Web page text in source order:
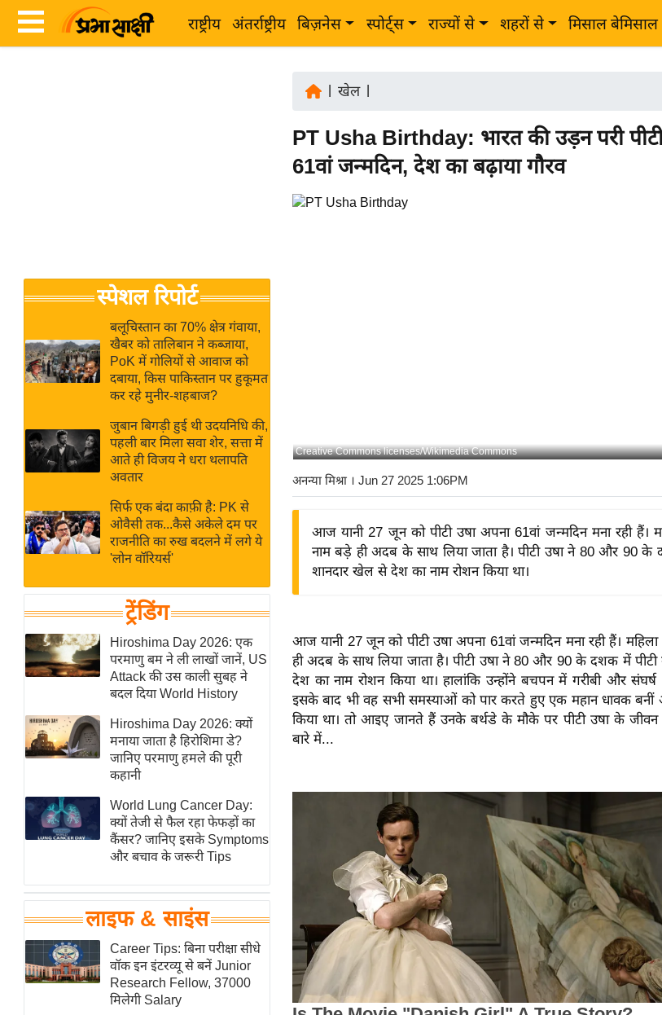
राष्ट्रीय अंतर्राष्ट्रीय बिज़नेस स्पोर्ट्स राज्यों से शहरों से मिसाल बेमिसाल
Breaking
News in
Hindi
Hindi
Videos
जगत
राय
बजट
IPL
2026
ई-पेपर
मिसाल बेमिसाल
शख्सियत
यंग इंडिया
साहित्य जगत
ऑटो वर्ल्ड
न्यूज ब्रीफ
मनोरंजन जगत
बॉलीवुड
हॉलीवुड
फिल्म समीक्षा
News
लाइफस्टाइल
टेक्नॉलॉजी
ब्यूटी/फैशन
घरेलू नुस्खे
पर्यटन स्थल
फिटनेस मंत्रा
रिलेशनशिप
स्पेशल रिपोर्ट
बलूचिस्तान का 70% क्षेत्र गंवाया,
खैबर को तालिबान ने कब्जाया,
PoK में गोलियों से आवाज को
दबाया, किस पाकिस्तान पर हुकूमत
कर रहे मुनीर-शहबाज?
जुबान बिगड़ी हुई थी उदयनिधि की,
पहली बार मिला सवा शेर, सत्ता में
आते ही विजय ने धरा थलापति
अवतार
सिर्फ एक बंदा काफ़ी है: PK से
ओवैसी तक...कैसे अकेले दम पर
राजनीति का रुख बदलने में लगे ये
'लोन वॉरियर्स'
ट्रेंडिंग
Hiroshima Day 2026: एक
परमाणु बम ने ली लाखों जानें, US
Attack की उस काली सुबह ने
बदल दिया World History
Hiroshima Day 2026: क्यों
मनाया जाता है हिरोशिमा डे?
जानिए परमाणु हमले की पूरी
कहानी
World Lung Cancer Day:
क्यों तेजी से फैल रहा फेफड़ों का
कैंसर? जानिए इसके Symptoms
और बचाव के जरूरी Tips
लाइफ & साइंस
Career Tips: बिना परीक्षा सीधे
वॉक इन इंटरव्यू से बनें Junior
Research Fellow, 37000
मिलेगी Salary
खेल|
PT Usha Birthday: भारत की उड़न परी पीटी
61वां जन्मदिन, देश का बढ़ाया गौरव
Creative Commons licenses/Wikimedia Commons
अनन्या मिश्रा । Jun 27 2025 1:06PM
आज यानी 27 जून को पीटी उषा अपना 61वां जन्मदिन मना रही हैं।
नाम बड़े ही अदब के साथ लिया जाता है। पीटी उषा ने 80 और 90 के
शानदार खेल से देश का नाम रोशन किया था।
आज यानी 27 जून को पीटी उषा अपना 61वां जन्मदिन मना रही हैं। महिला
ही अदब के साथ लिया जाता है। पीटी उषा ने 80 और 90 के दशक में
देश का नाम रोशन किया था। हालांकि उन्होंने बचपन में गरीबी और संघर्ष
इसके बाद भी वह सभी समस्याओं को पार करते हुए एक महान धावक
किया था। तो आइए जानते हैं उनके बर्थडे के मौके पर पीटी उषा के
बारे में...